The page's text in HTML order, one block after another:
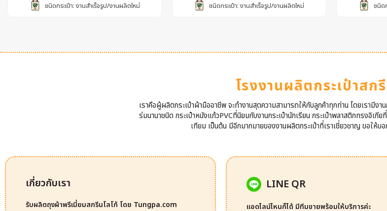
ชนิดกระเป๋า: งานสำเร็จรูป/งานผลิตใหม่
ชนิดกระเป๋า: งานสำเร็จรูป/งานผลิตใหม่
ชนิด
โรงงานผลิตกระเป๋าสก
เราคือผู้ผลิตกระเป๋าผ้ามืออาชีพ จะทำงานสุดความสามารถให้กับลูกค้าทุกท่าน โดยเรามีงา
ร่มนานาชนิด กระเป๋าหนังแก้วPVCที่นิยมกับงานกระเป๋านักเรียน กระเป๋าพลาสติกทรงอิเ
เทียม เป็นต้น มีอีกมากมายของงานผลิตกระเป๋าที่เราเชี่ยวชาญ ขอให้
เกี่ยวกับเรา
รับผลิตถุงผ้าพรีเมี่ยมสกรีนโลโก้ โดย Tungpa.com
LINE QR
แอดไลน์ไหนก็ได้ มีทีมขายพร้อมให้บริการค่ะ